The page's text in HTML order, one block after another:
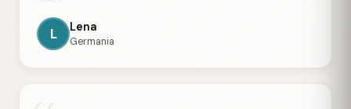
L Lena
Germania